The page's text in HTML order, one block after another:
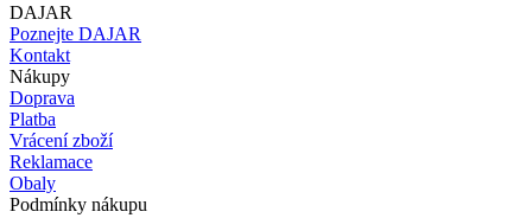
DAJAR
Poznejte DAJAR
Kontakt
Nákupy
Doprava
Platba
Vrácení zboží
Reklamace
Obaly
Podmínky nákupu